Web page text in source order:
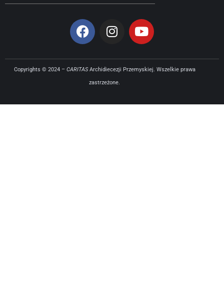
Copyrights © 2024 – CARITASArchidiecezji Przemyskiej. Wszelkie prawa
zastrzeżone.